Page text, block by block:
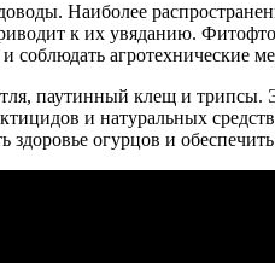
Наиболее
к их увяданию.
агротехнические
паутинный клещ и трипсы.
и натуральных
огурцов и